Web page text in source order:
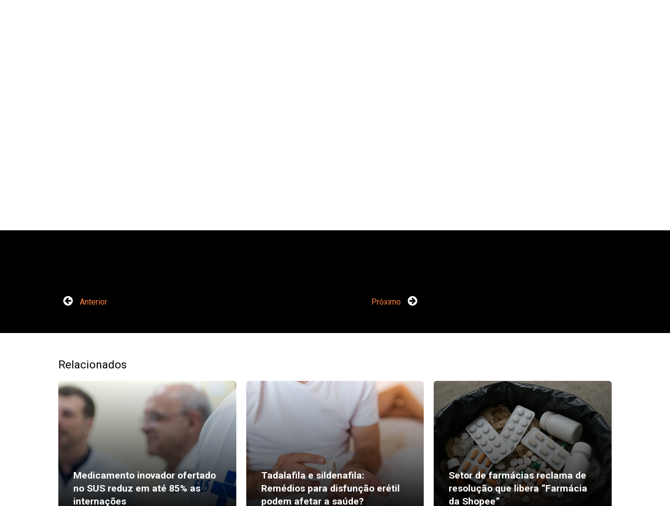
Anterior Próximo
Relacionados
Medicamento inovador ofertado
no SUS reduz em até 85% as
internações
Tadalafila e sildenafila:
Remédios para disfunção erétil
podem afetar a saúde?
Setor de farmácias reclama de
resolução que libera “Farmácia
da Shopee”